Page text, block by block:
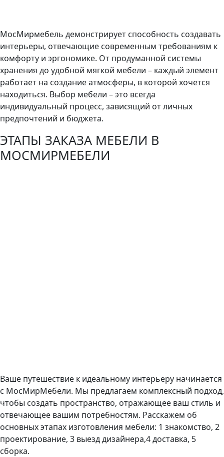
МосМирмебель демонстрирует способность создавать
интерьеры, отвечающие современным требованиям к
комфорту и эргономике. От продуманной системы
хранения до удобной мягкой мебели – каждый элемент
работает на создание атмосферы, в которой хочется
находиться. Выбор мебели – это всегда
индивидуальный процесс, зависящий от личных
предпочтений и бюджета.
ЭТАПЫ ЗАКАЗА МЕБЕЛИ В
МОСМИРМЕБЕЛИ
Ваше путешествие к идеальному интерьеру начинается
с МосМирМебели. Мы предлагаем комплексный подход,
чтобы создать пространство, отражающее ваш стиль и
отвечающее вашим потребностям. Расскажем об
основных этапах изготовления мебели: 1 знакомство, 2
проектирование, 3 выезд дизайнера,4 доставка, 5
сборка.